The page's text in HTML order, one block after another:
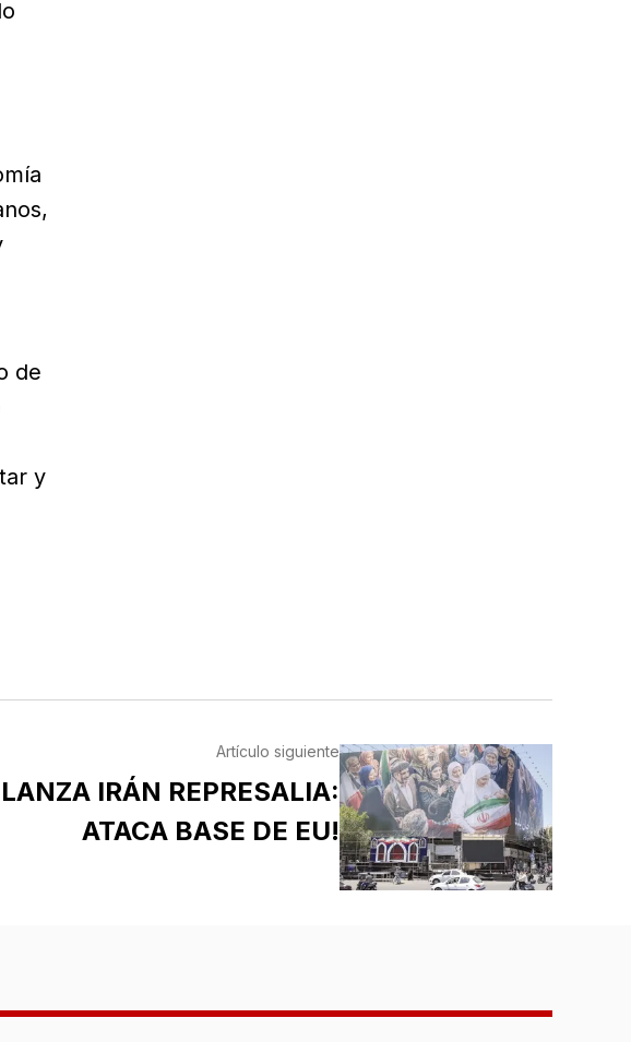
de
y
Artículo siguiente
IRÁN REPRESALIA:
ATACA BASE DE EU!